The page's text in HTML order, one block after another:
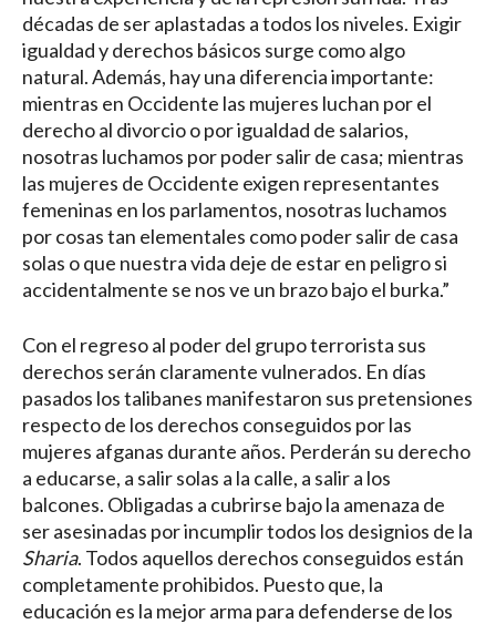
décadas de ser aplastadas a todos los niveles. Exigir
igualdad y derechos básicos surge como algo
natural. Además, hay una diferencia importante:
mientras en Occidente las mujeres luchan por el
derecho al divorcio o por igualdad de salarios,
nosotras luchamos por poder salir de casa; mientras
las mujeres de Occidente exigen representantes
femeninas en los parlamentos, nosotras luchamos
por cosas tan elementales como poder salir de casa
solas o que nuestra vida deje de estar en peligro si
accidentalmente se nos ve un brazo bajo el burka.”
Con el regreso al poder del grupo terrorista sus
derechos serán claramente vulnerados. En días
pasados los talibanes manifestaron sus pretensiones
respecto de los derechos conseguidos por las
mujeres afganas durante años. Perderán su derecho
a educarse, a salir solas a la calle, a salir a los
balcones. Obligadas a cubrirse bajo la amenaza de
ser asesinadas por incumplir todos los designios de la
Sharia. Todos aquellos derechos conseguidos están
completamente prohibidos. Puesto que, la
educación es la mejor arma para defenderse de los